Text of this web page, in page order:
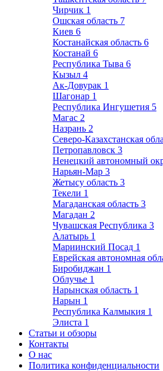
Чирчик 1
Ошская область 7
Киев 6
Костанайская область 6
Костанай 6
Республика Тыва 6
Кызыл 4
Ак-Довурак 1
Шагонар 1
Республика Ингушетия 5
Магас 2
Назрань 2
Северо-Казахстанская
Петропавловск 3
Ненецкий автономный
Нарьян-Мар 3
Жетысу область 3
Текели 1
Магаданская область 3
Магадан 2
Чувашская Республика 3
Алатырь 1
Мариинский Посад 1
Еврейская автономная
Биробиджан 1
Облучье 1
Нарынская область 1
Нарын 1
Республика Калмыкия 1
Элиста 1
Статьи и обзоры
Контакты
О нас
Политика конфиденциальности